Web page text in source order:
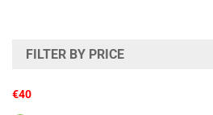
FILTER BY PRICE
€40